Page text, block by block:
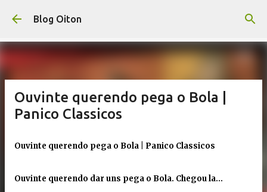
Pular para o conteúdo principal
Blog Oiton
Ouvinte querendo pega o Bola |
Panico Classicos
Ouvinte querendo pega o Bola | Panico Classicos
Ouvinte querendo dar uns pega o Bola. Chegou la...